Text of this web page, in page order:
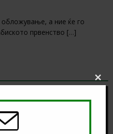
а ние ќе го
првенство […]
Close